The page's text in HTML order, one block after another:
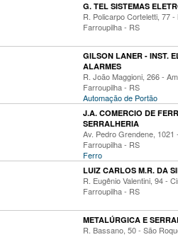
G. TEL SISTEMAS
R. Policarpo Corteletti, 77
Farroupilha - RS
GILSON LANER - INST.
ALARMES
R. João Maggioni, 266 -
Farroupilha - RS
Automação de Portão
J.A. COMERCIO DE
SERRALHERIA
Av. Pedro Grendene, 1021
Farroupilha - RS
Ferro
LUIZ CARLOS M.R. DA
R. Eugênio Valentini, 94 -
Farroupilha - RS
METALÚRGICA E
R. Bassano, 50 - São